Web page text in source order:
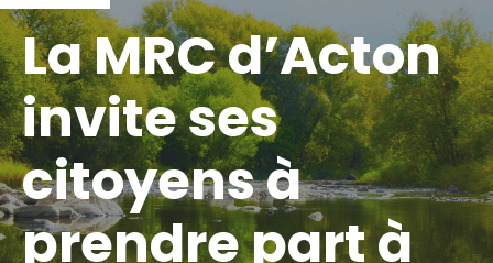
La MRC d’Acton
invite ses
citoyens à
prendre part à